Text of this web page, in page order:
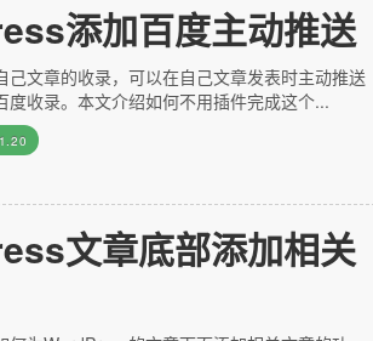
添加百度主动推送
己文章的收录，可以在自己文章发表时主动推送
度收录。本文介绍如何不用插件完成这个...
文章底部添加相关